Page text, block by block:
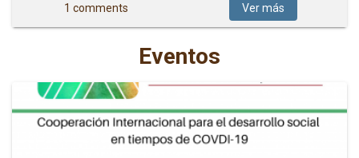
1 comments Ver más
Eventos